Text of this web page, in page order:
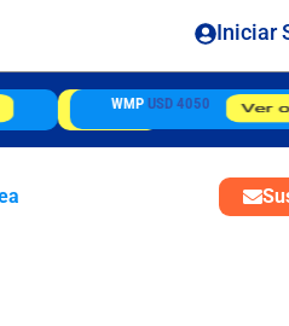
Iniciar
MozzarellaUSD 4850